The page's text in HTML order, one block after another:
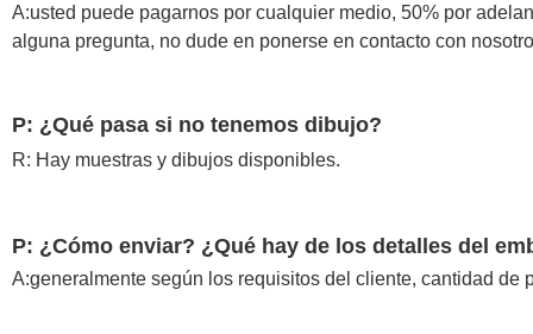
A:usted puede pagarnos por cualquier medio, 50% por
alguna pregunta, no dude en ponerse en contacto con
P: ¿Qué pasa si no tenemos dibujo?
R: Hay muestras y dibujos disponibles.
P: ¿Cómo enviar? ¿Qué hay de los detalles del
A:generalmente según los requisitos del cliente, cantidad